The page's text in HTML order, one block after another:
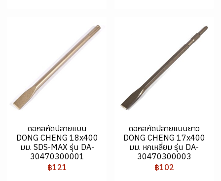
ดอกสกัดปลายแบน
DONG CHENG 18x400
มม. SDS-MAX รุ่น DA-
30470300001
฿121
ดอกสกัดปลายแบนยาว
DONG CHENG 17x400
มม. หกเหลี่ยม รุ่น DA-
30470300003
฿102